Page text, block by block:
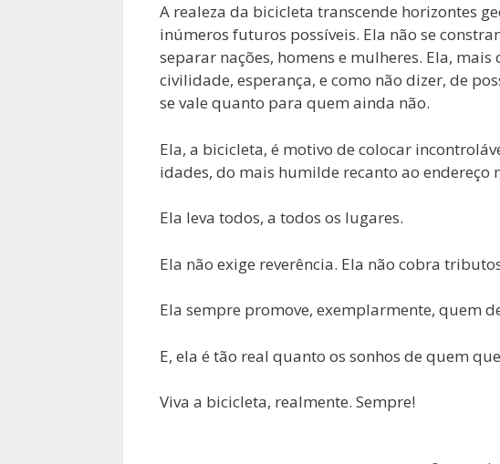
A realeza da bicicleta transcende horizontes
inúmeros futuros possíveis. Ela não se
separar nações, homens e mulheres. Ela,
civilidade, esperança, e como não dizer, de
se vale quanto para quem ainda não.
Ela, a bicicleta, é motivo de colocar
idades, do mais humilde recanto ao endereço
Ela leva todos, a todos os lugares.
Ela não exige reverência. Ela não cobra
Ela sempre promove, exemplarmente, quem
E, ela é tão real quanto os sonhos de quem
Viva a bicicleta, realmente. Sempre!